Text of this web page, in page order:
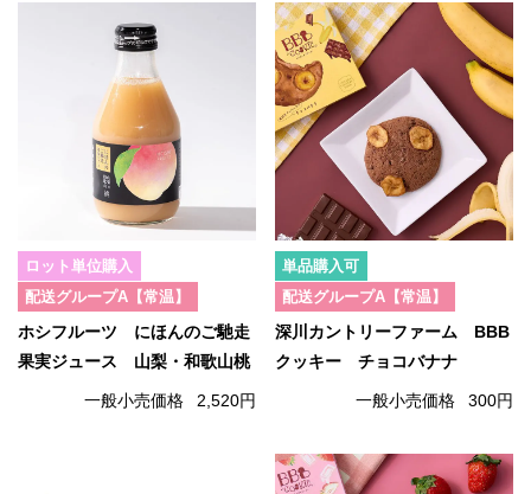
ロット単位購入
配送グループA【常温】
ホシフルーツ にほんのご馳走
果実ジュース 山梨・和歌山桃
一般小売価格 2,520円
単品購入可
配送グループA【常温】
深川カントリーファーム BBB
クッキー チョコバナナ
一般小売価格 300円